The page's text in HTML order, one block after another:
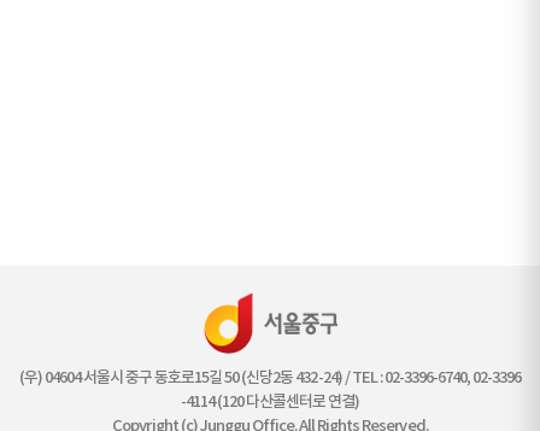
(우) 04604 서울시 중구 동호로15길 50 (신당2동 432-24) / TEL : 02-3396-6740, 02-3396
-4114 (120 다산콜센터로 연결)
Copyright (c) Junggu Office. All Rights Reserved.